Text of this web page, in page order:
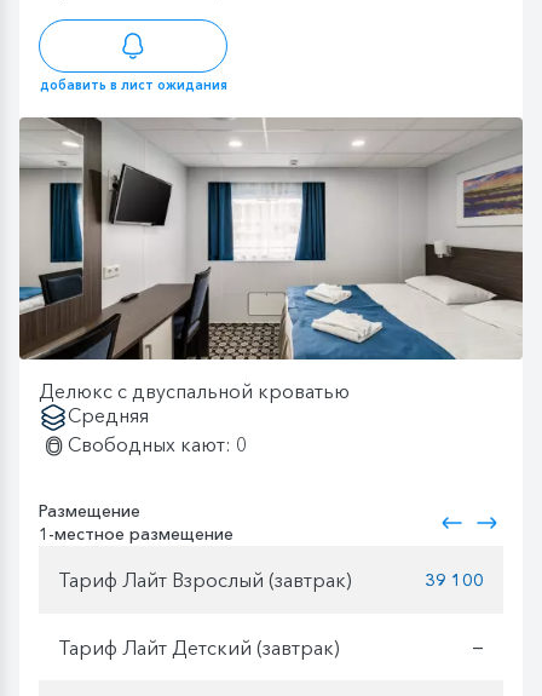
добавить в лист ожидания
Делюкс с двуспальной кроватью
Средняя
Свободных кают: 0
Размещение
1-местное размещение
Тариф Лайт Взрослый (завтрак) 39 100
Тариф Лайт Детский (завтрак) —